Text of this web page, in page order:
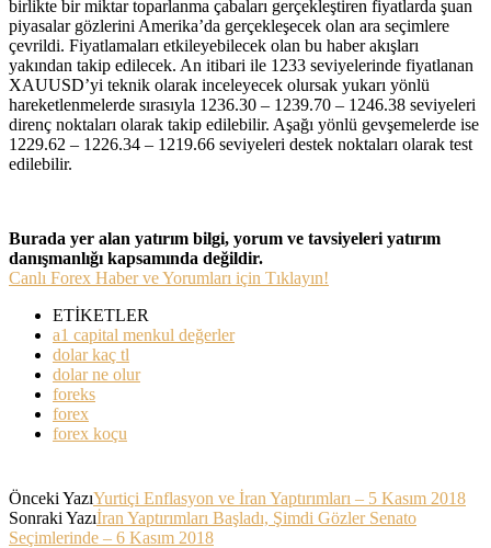
birlikte bir miktar toparlanma çabaları gerçekleştiren fiyatlarda şuan
piyasalar gözlerini Amerika’da gerçekleşecek olan ara seçimlere
çevrildi. Fiyatlamaları etkileyebilecek olan bu haber akışları
yakından takip edilecek. An itibari ile 1233 seviyelerinde fiyatlanan
XAUUSD’yi teknik olarak inceleyecek olursak yukarı yönlü
hareketlenmelerde sırasıyla 1236.30 – 1239.70 – 1246.38 seviyeleri
direnç noktaları olarak takip edilebilir. Aşağı yönlü gevşemelerde ise
1229.62 – 1226.34 – 1219.66 seviyeleri destek noktaları olarak test
edilebilir.
Burada yer alan yatırım bilgi, yorum ve tavsiyeleri yatırım
danışmanlığı kapsamında değildir.
Canlı Forex Haber ve Yorumları için Tıklayın!
ETİKETLER
a1 capital menkul değerler
dolar kaç tl
dolar ne olur
foreks
forex
forex koçu
Önceki YazıYurtiçi Enflasyon ve İran Yaptırımları – 5 Kasım 2018
Sonraki Yazıİran Yaptırımları Başladı, Şimdi Gözler Senato
Seçimlerinde – 6 Kasım 2018